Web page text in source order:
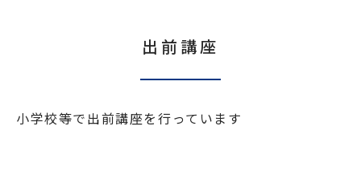
出前講座
小学校等で出前講座を行っています